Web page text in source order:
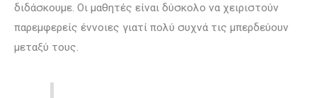
διδάσκουμε. Οι μαθητές είναι δύσκολο να χειριστούν
παρεμφερείς έννοιες γιατί πολύ συχνά τις μπερδεύουν
μεταξύ τους.